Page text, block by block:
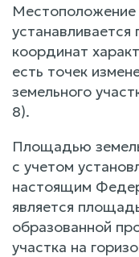
Местоположение
координат
есть точек
земельного
8).
Площадью
с учетом
настоящим
является
образованной
участка на